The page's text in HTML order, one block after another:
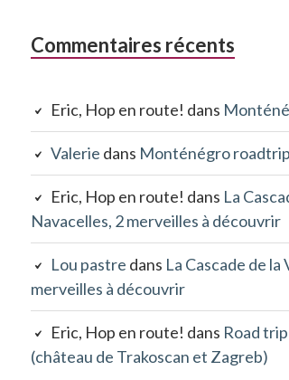
Commentaires récents
Eric, Hop en route! dans
Valerie dans Monténégro
Eric, Hop en route! dans La
Navacelles, 2 merveilles à découvrir
Lou pastre dans La Cascade de
merveilles à découvrir
Eric, Hop en route! dans Road
(château de Trakoscan et Zagreb)